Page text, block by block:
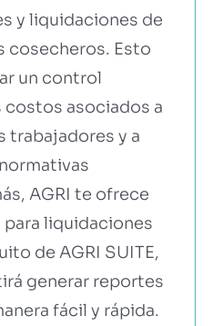
y liquidaciones de
cosecheros. Esto
un control
asociados a
trabajadores y a
AGRI te ofrece
liquidaciones
de AGRI SUITE,
generar reportes
fácil y rápida.